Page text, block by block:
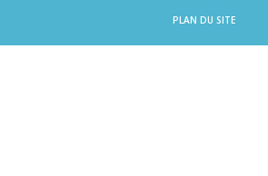
PLAN DU SITE